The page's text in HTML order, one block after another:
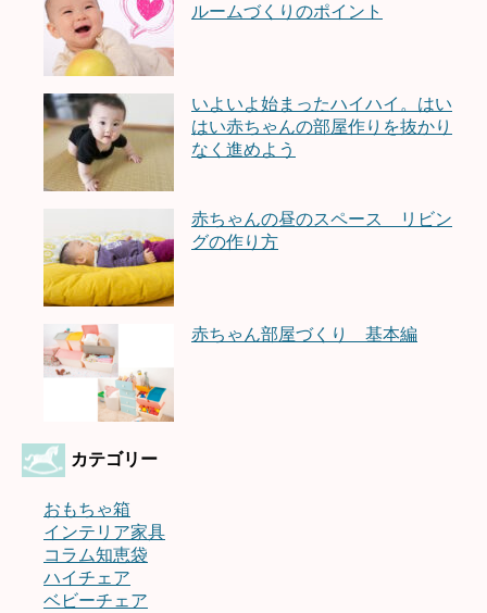
ルームづくりのポイント
いよいよ始まったハイハイ。はい
はい赤ちゃんの部屋作りを抜かり
なく進めよう
赤ちゃんの昼のスペース リビン
グの作り方
赤ちゃん部屋づくり 基本編
カテゴリー
おもちゃ箱
インテリア家具
コラム知恵袋
ハイチェア
ベビーチェア